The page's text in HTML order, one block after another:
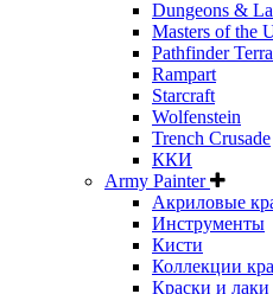
Dungeons &
Masters of the
Pathfinder
Rampart
Starcraft
Wolfenstein
Trench Crusade
ККИ
Army Painter
Акриловые
Инструменты
Кисти
Коллекции
Краски и